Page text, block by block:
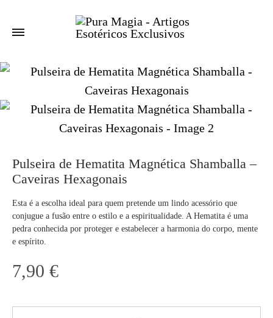
Pulseira de Hematita Magnética Shamballa –
Caveiras Hexagonais
Esta é a escolha ideal para quem pretende um lindo acessório que
conjugue a fusão entre o estilo e a espiritualidade. A Hematita é uma
pedra conhecida por proteger e estabelecer a harmonia do corpo, mente
e espírito.
7,90 €